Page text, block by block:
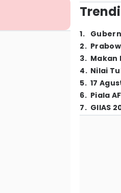
1.
2.
3. Makan
4. Nilai
5. 17
6. Piala
7. GIIAS